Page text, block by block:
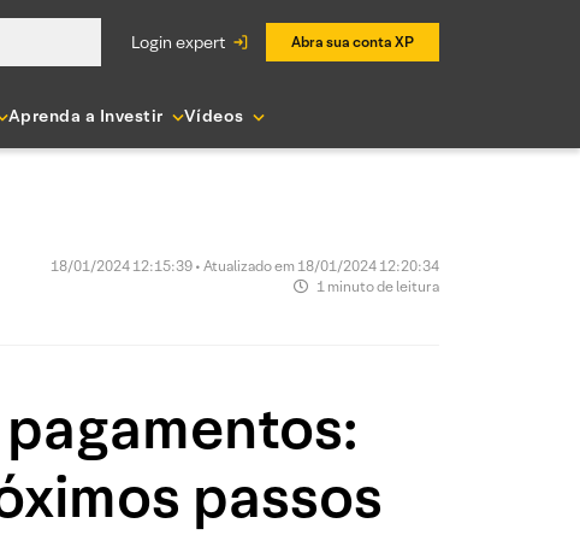
login expert Abra sua conta XP
Aprenda a Investir Vídeos
18/01/2024 12:15:39 • Atualizado em 18/01/2024 12:20:34
1 minuto de leitura
passos